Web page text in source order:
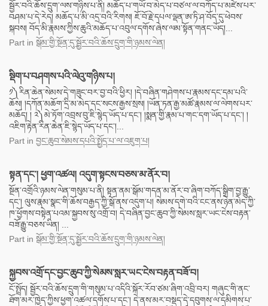
སྦྱོར་བའི་ཆོས་དྲུག་ལས་གཉིས་པ་ནི། མཆོད་པ་གཡོ་བ་མེད་པ་བཙལ་ལ་བཀོད་པ་མཛེས་པར་
བཤམ་པ་དེ་རེད། མཆོད་པ་མི་འདྲ་བའི་རིགས། ཇོ་བོ་རྗེ་དཔལ་ལྡན་ཨ་ཏི་ཤ་བོད་དུ་ཕེབས་
སྐབས། བོད་མི་རྣམས་ཀྱིས་ཆུའི་མཆོད་པ་འབུལ་དགོས་ཞེས་ལམ་སྟོན་གནང་ཡོད།...
Part in སྒོམ་གྱི་སྔོན་དུ་སྦྱོར་བའི་ཆོས་དྲུག་གི་ཉམས་ལེན།
སྡིག་པ་བཤགས་པའི་ལེའུ་གཉིས་པ།
༡༽རིན་ཆེན་སེམས་དེ་གཟུང་བར་བྱ་བའི་ཕྱིར། །དེ་བཞིན་གཤེགས་པ་རྣམས་དང་དམ་པའི་
ཆོས། །དཀོན་མཆོག་དྲི་མ་མེད་དང་སངས་རྒྱས་སྲས། །ཡོན་ཏན་རྒྱ་མཚོ་རྣམས་ལ་ལེགས་པར་
མཆོད། ། ༢༽མེ་ཏོག་འབྲས་བུ་ཇི་སྙེད་ཡོད་པ་དང་། །སྨན་གྱི་རྣམ་པ་གང་དག་ཡོད་པ་དང་། །
འཇིག་རྟེན་རིན་ཆེན་ཇི་སྙེད་ཡོད་པ་དང་།...
Part in བྱང་ཆུབ་སེམས་དཔའི་སྤྱོད་པ་ལ་འཇུག་པ།
སྟན་དང་། ཕྱག་འཚལ། འདུག་སྟངས་བཅས་མ་ནོར་བ།
སྔོན་འགྲོའི་ཉམས་ལེན་གསུམ་པ་ནི། སྟན་ནམ་སྒོམ་གདན་མ་ནོར་བ་ཞིག་བཀོད་སྒྲིག་བྱ་རྒྱུ་
དང་། ལུས་རྣམ་སྣང་གི་ཆོས་བརྒྱད་ཀྱི་སྒོ་ནས་འདུག་པ། སེམས་དགེ་བའི་ངང་ནས་ཉེན་མེད་ཀྱི་
ཁ་ཕྱོགས་བསྟེན་པའམ་སྐྱབས་སུ་འགྲོ་བ། དེ་བཞིན་བྱང་ཆུབ་ཀྱི་སེམས་སླར་ཡང་ངེས་བརྟན་
བཟོ་རྒྱུ་བཅས་ཡིན། ...
Part in སྒོམ་གྱི་སྔོན་དུ་སྦྱོར་བའི་ཆོས་དྲུག་གི་ཉམས་ལེན།
སྐྱབས་འགྲོ་དང་བྱང་ཆུབ་ཀྱི་སེམས་སླར་ཡང་ངེས་བརྟན་བཟོ་བ།
ངོ་སྤྲོད། སྦྱོར་བའི་ཆོས་དྲུག་གི་གསུམ་པ་འདིའི་སྐོར་རོབ་ཙམ་ཞིག་འབྲི་བར། གཞུང་གི་ནང་
ཐོག་མར་ཁྱེད་ཀྱིས་ཕྱག་འཚལ་དགོས་པ་དང་། དེ་ནས་མར་བསྡད་དེ་དབུགས་ལ་དམིགས་པ་